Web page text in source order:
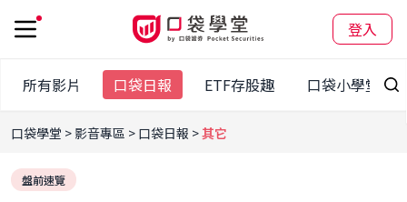
登入
所有影片 口袋日報 ETF存股趣 口袋小學堂
口袋學堂 影音專區 口袋日報 其它
盤前速覽